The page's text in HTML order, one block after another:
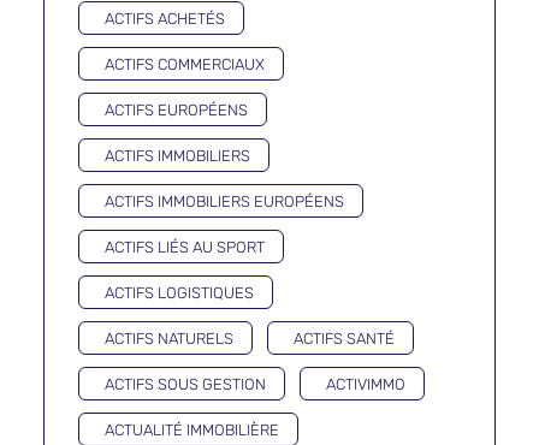
ACTIFS ACHETÉS
ACTIFS COMMERCIAUX
ACTIFS EUROPÉENS
ACTIFS IMMOBILIERS
ACTIFS IMMOBILIERS EUROPÉENS
ACTIFS LIÉS AU SPORT
ACTIFS LOGISTIQUES
ACTIFS NATURELS ACTIFS SANTÉ
ACTIFS SOUS GESTION ACTIVIMMO
ACTUALITÉ IMMOBILIÈRE